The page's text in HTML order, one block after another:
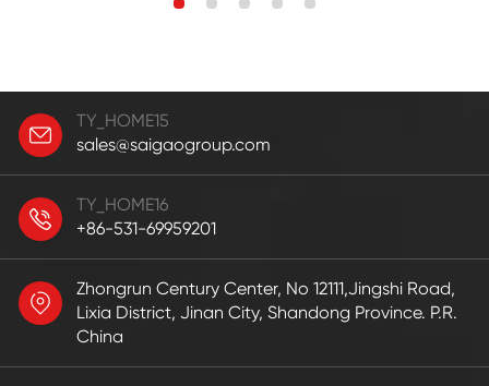
TY_HOME15
sales@saigaogroup.com
TY_HOME16
+86-531-69959201
Zhongrun Century Center, No 12111,Jingshi Road,
Lixia District, Jinan City, Shandong Province. P.R.
China